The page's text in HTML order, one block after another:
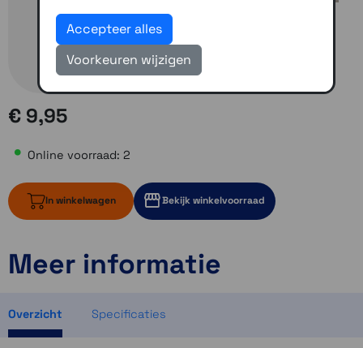
€ 9,95
Online voorraad: 2
In winkelwagen Bekijk winkelvoorraad
2 op voorraad
1 op voorraad
Meer informatie
Overzicht Specificaties
Accepteer alles
Voorkeuren wijzigen